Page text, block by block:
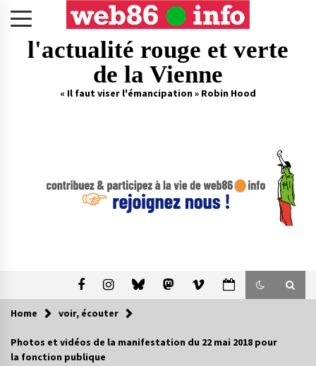
l'actualité rouge et verte
de la Vienne
« Il faut viser l'émancipation » Robin Hood
Home voir, écouter
Photos et vidéos de la manifestation du 22 mai 2018 pour
la fonction publique